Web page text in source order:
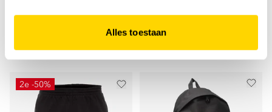
Alles toestaan
14,99 700 1250
2e -50%